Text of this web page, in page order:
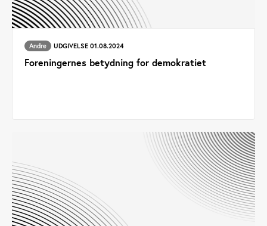
Andre UDGIVELSE 01.08.2024
Foreningernes betydning for demokratiet